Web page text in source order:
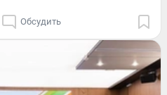
Обсудить